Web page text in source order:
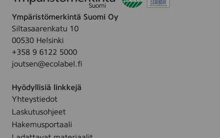
Ympäristömerkintä Suomi Oy
Siltasaarenkatu 10
00530 Helsinki
+358 9 6122 5000
joutsen@ecolabel.fi
Hyödyllisiä linkkejä
Yhteystiedot
Laskutusohjeet
Hakemusportaali